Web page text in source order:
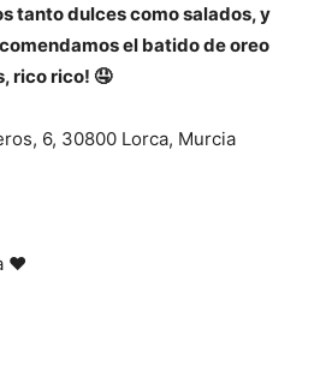
tanto dulces como salados, y
el batido de oreo
rico rico! 🤤
6, 30800 Lorca, Murcia
❤️